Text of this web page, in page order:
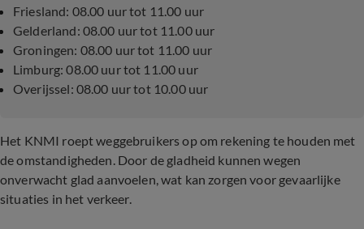
Friesland: 08.00 uur tot 11.00 uur
Gelderland: 08.00 uur tot 11.00 uur
Groningen: 08.00 uur tot 11.00 uur
Limburg: 08.00 uur tot 11.00 uur
Overijssel: 08.00 uur tot 10.00 uur
Het KNMI roept weggebruikers op om rekening te houden met
de omstandigheden. Door de gladheid kunnen wegen
onverwacht glad aanvoelen, wat kan zorgen voor gevaarlijke
situaties in het verkeer.